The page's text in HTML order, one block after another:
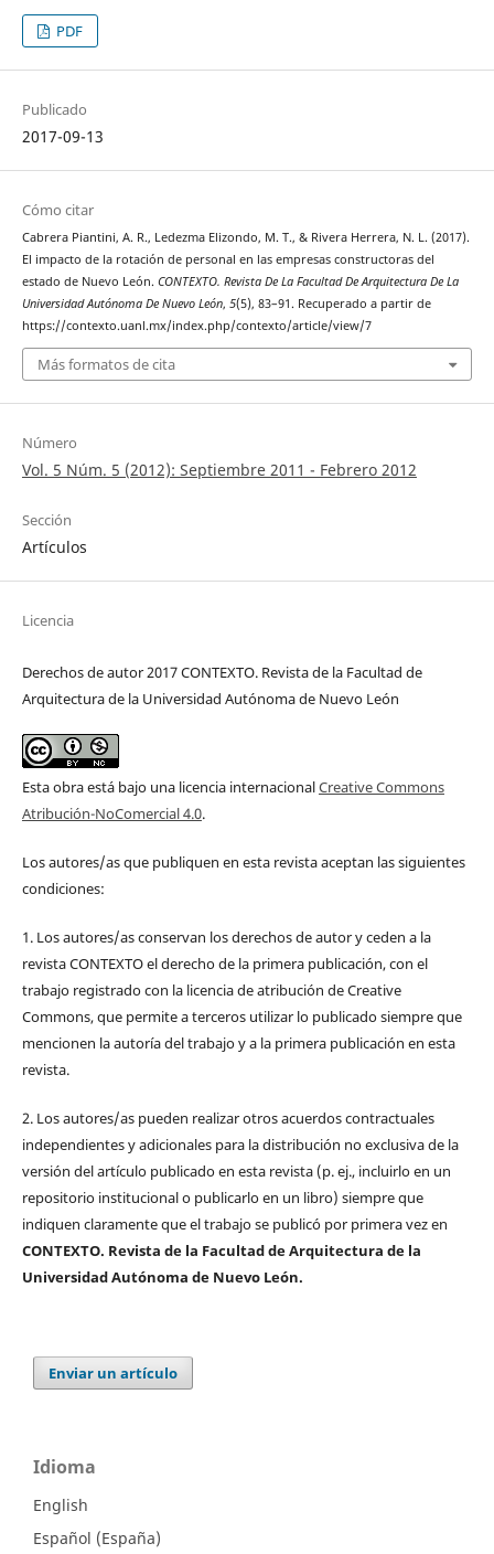
PDF
Publicado
2017-09-13
Cómo citar
Cabrera Piantini, A. R., Ledezma Elizondo, M. T., & Rivera Herrera, N. L. (2017).
El impacto de la rotación de personal en las empresas constructoras del
estado de Nuevo León. CONTEXTO. Revista De La Facultad De Arquitectura De La
Universidad Autónoma De Nuevo León, 5(5), 83–91. Recuperado a partir de
https://contexto.uanl.mx/index.php/contexto/article/view/7
Más formatos de cita
Número
Vol. 5 Núm. 5 (2012): Septiembre 2011 - Febrero 2012
Sección
Artículos
Licencia
Derechos de autor 2017 CONTEXTO. Revista de la Facultad de
Arquitectura de la Universidad Autónoma de Nuevo León
Esta obra está bajo una licencia internacionalCreative Commons
Atribución-NoComercial 4.0.
Los autores/as que publiquen en esta revista aceptan las siguientes
condiciones:
1. Los autores/as conservan los derechos de autor y ceden a la
revista CONTEXTO el derecho de la primera publicación, con el
trabajo registrado con la licencia de atribución de Creative
Commons, que permite a terceros utilizar lo publicado siempre que
mencionen la autoría del trabajo y a la primera publicación en esta
revista.
2. Los autores/as pueden realizar otros acuerdos contractuales
independientes y adicionales para la distribución no exclusiva de la
versión del artículo publicado en esta revista (p. ej., incluirlo en un
repositorio institucional o publicarlo en un libro) siempre que
indiquen claramente que el trabajo se publicó por primera vez en
CONTEXTO. Revista de la Facultad de Arquitectura de la
Universidad Autónoma de Nuevo León.
Enviar un artículo
Idioma
English
Español (España)